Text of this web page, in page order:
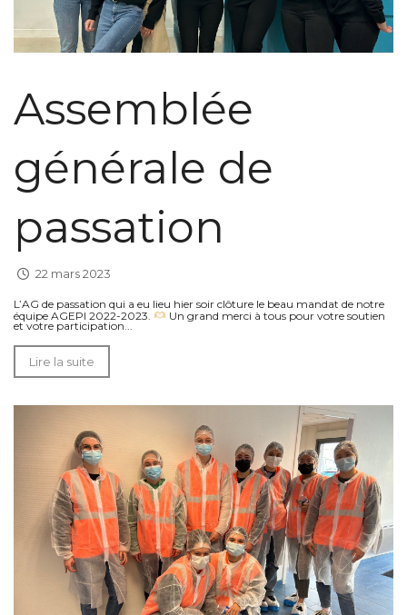
Assemblée
générale de
passation
22 mars 2023
L’AG de passation qui a eu lieu hier soir clôture le beau mandat de notre
équipe AGEPI 2022-2023.
Un grand merci à tous pour votre soutien
et votre participation...
Lire la suite